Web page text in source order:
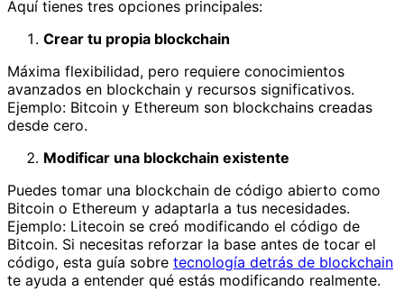
Aquí tienes tres opciones principales:
Crear tu propia blockchain
Máxima flexibilidad, pero requiere conocimientos
avanzados en blockchain y recursos significativos.
Ejemplo: Bitcoin y Ethereum son blockchains creadas
desde cero.
Modificar una blockchain existente
Puedes tomar una blockchain de código abierto como
Bitcoin o Ethereum y adaptarla a tus necesidades.
Ejemplo: Litecoin se creó modificando el código de
Bitcoin. Si necesitas reforzar la base antes de tocar el
código, esta guía sobre tecnología detrás de blockchain
te ayuda a entender qué estás modificando realmente.